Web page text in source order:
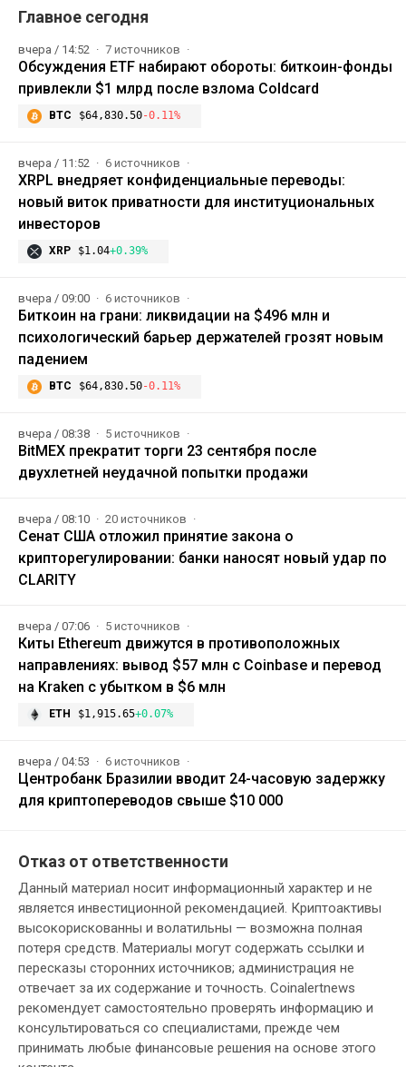
Главное сегодня
вчера / 14:52 7 источников
Обсуждения ETF набирают обороты: биткоин-фонды
привлекли $1 млрд после взлома Coldcard
BTC $64,830.50-0.11%
вчера / 11:52 6 источников
XRPL внедряет конфиденциальные переводы:
новый виток приватности для институциональных
инвесторов
XRP $1.04+0.39%
вчера / 09:00 6 источников
Биткоин на грани: ликвидации на $496 млн и
психологический барьер держателей грозят новым
падением
BTC $64,830.50-0.11%
вчера / 08:38 5 источников
BitMEX прекратит торги 23 сентября после
двухлетней неудачной попытки продажи
вчера / 08:10 20 источников
Сенат США отложил принятие закона о
крипторегулировании: банки наносят новый удар по
CLARITY
вчера / 07:06 5 источников
Киты Ethereum движутся в противоположных
направлениях: вывод $57 млн с Coinbase и перевод
на Kraken с убытком в $6 млн
ETH $1,915.65+0.07%
вчера / 04:53 6 источников
Центробанк Бразилии вводит 24-часовую задержку
для криптопереводов свыше $10 000
Отказ от ответственности
Данный материал носит информационный характер и не
является инвестиционной рекомендацией. Криптоактивы
высокорискованны и волатильны — возможна полная
потеря средств. Материалы могут содержать ссылки и
пересказы сторонних источников; администрация не
отвечает за их содержание и точность. Coinalertnews
рекомендует самостоятельно проверять информацию и
консультироваться со специалистами, прежде чем
принимать любые финансовые решения на основе этого